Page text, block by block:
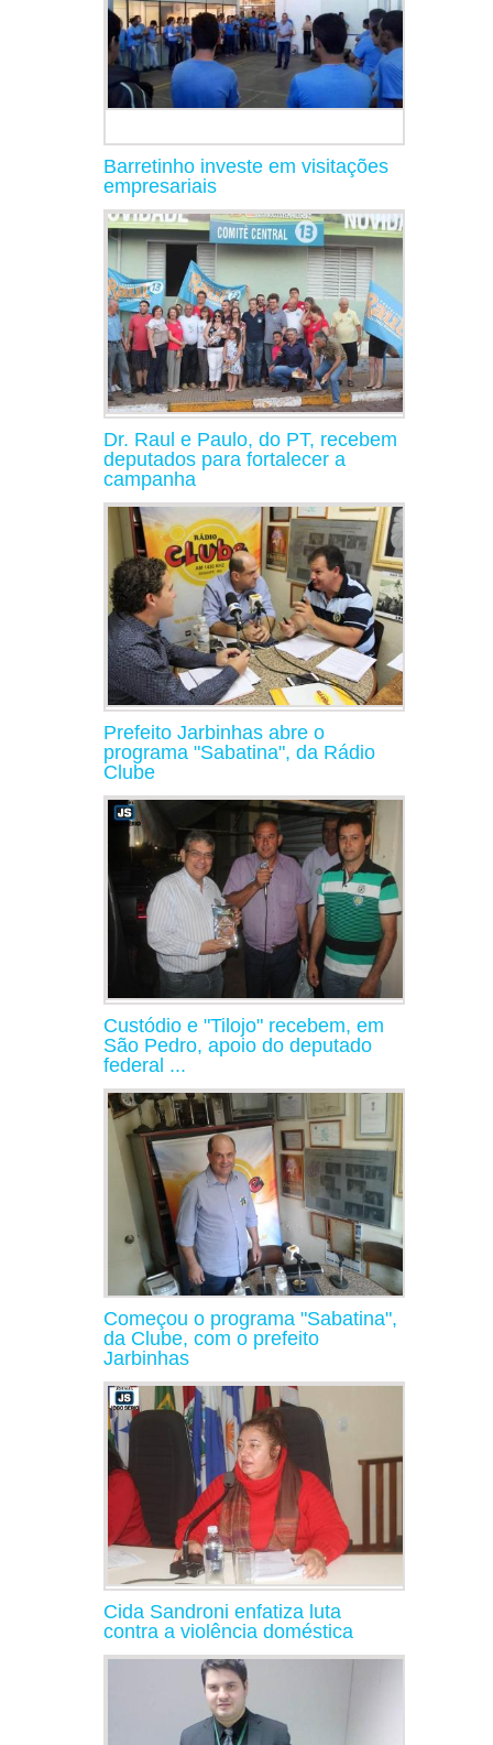
Barretinho investe em visitações
empresariais
Dr. Raul e Paulo, do PT, recebem
deputados para fortalecer a
campanha
Prefeito Jarbinhas abre o
programa "Sabatina", da Rádio
Clube
Custódio e "Tilojo" recebem, em
São Pedro, apoio do deputado
federal ...
Começou o programa "Sabatina",
da Clube, com o prefeito
Jarbinhas
Cida Sandroni enfatiza luta
contra a violência doméstica